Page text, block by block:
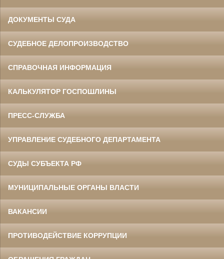
ДОКУМЕНТЫ СУДА
СУДЕБНОЕ ДЕЛОПРОИЗВОДСТВО
СПРАВОЧНАЯ ИНФОРМАЦИЯ
КАЛЬКУЛЯТОР ГОСПОШЛИНЫ
ПРЕСС-СЛУЖБА
УПРАВЛЕНИЕ СУДЕБНОГО ДЕПАРТАМЕНТА
СУДЫ СУБЪЕКТА РФ
МУНИЦИПАЛЬНЫЕ ОРГАНЫ ВЛАСТИ
ВАКАНСИИ
ПРОТИВОДЕЙСТВИЕ КОРРУПЦИИ